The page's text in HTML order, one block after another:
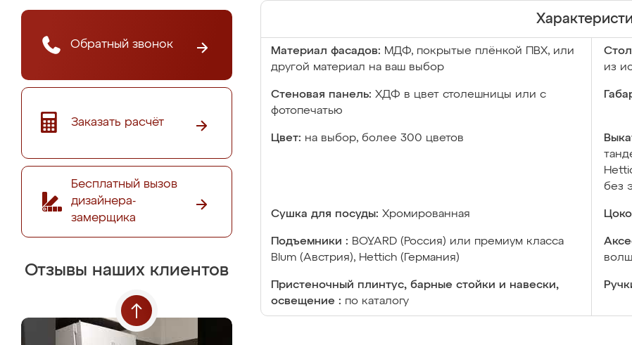
Обратный звонок
Заказать расчёт
Бесплатный вызов
дизайнера-
замерщика
Отзывы наших клиентов
Материал фасадов: МДФ, покрытые плёнкой ПВХ, или
другой материал на ваш выбор
из
Стеновая панель: ХДФ в цвет столешницы или с
фотопечатью
Цвет: на выбор, более 300 цветов
без
Сушка для посуды: Хромированная
Подъемники : BOYARD (Россия) или премиум класса
Blum (Австрия), Hettich (Германия)
Пристеночный плинтус, барные стойки и навески,
освещение : по каталогу